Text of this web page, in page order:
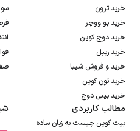
خرید ترون
خرید یو ووچر
خرید دوج کوین
خرید ریپل
خرید و فروش شیبا
خرید تون کوین
خرید بیبی دوج
مطالب کاربردی
بیت کوین چیست به زبان ساده